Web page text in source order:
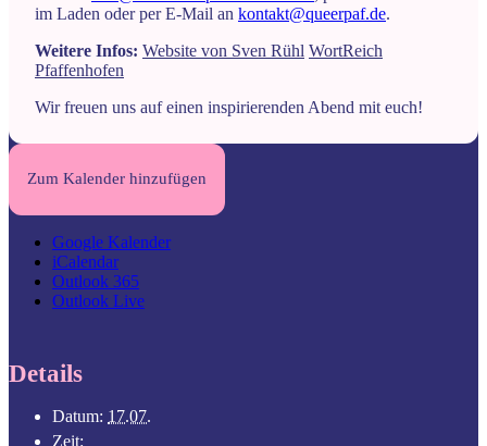
im Laden oder per E-Mail an kontakt@queerpaf.de.
Weitere Infos: Website von Sven Rühl WortReich
Pfaffenhofen
Wir freuen uns auf einen inspirierenden Abend mit euch!
Zum Kalender hinzufügen
Google Kalender
iCalendar
Outlook 365
Outlook Live
Details
Datum: 17.07.
Zeit: